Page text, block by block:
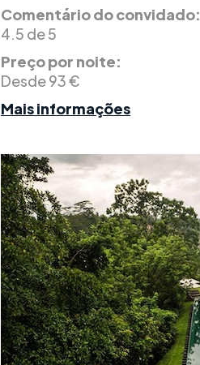
Comentário do convidado:
4.5 de 5
Preço por noite:
Desde 93 €
Mais informações